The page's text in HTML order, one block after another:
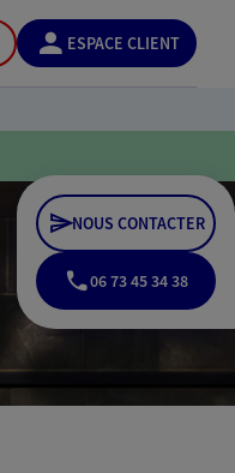
ESPACE CLIENT
NOUS CONTACTER
06 73 45 34 38